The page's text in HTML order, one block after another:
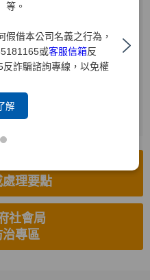
等。
假借本公司名義之行為，
或客服信箱反
詐騙諮詢專線，以免權
解
處理要點
社會局
專區